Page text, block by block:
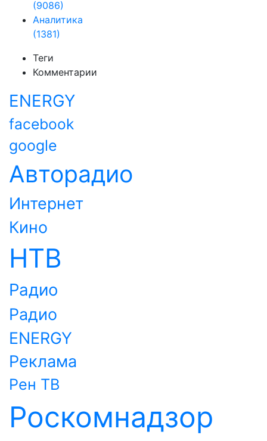
(9086)
Аналитика
(1381)
Теги
Комментарии
ENERGY
facebook
google
Авторадио
Интернет
Кино
НТВ
Радио
Радио
ENERGY
Реклама
Рен ТВ
Роскомнадзор